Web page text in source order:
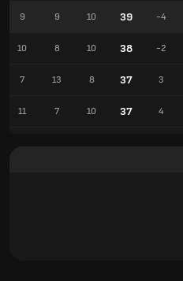
-4
39
10
9
9
-2
38
10
8
10
3
37
8
13
7
4
37
10
7
11